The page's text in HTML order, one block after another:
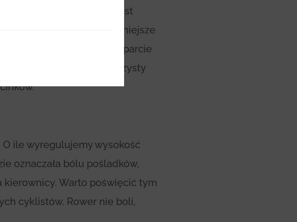
rower elektryczny. Jest
szybsze i wygodniejsze
Silnik zapewnia wsparcie
zmęczenie rowerzysty
ile wyregulujemy wysokość
oznaczała bólu pośladków,
kierownicy. Warto poświęcić tym
cyklistów. Rower nie boli,